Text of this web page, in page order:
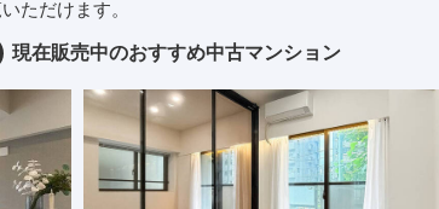
ただけます。
現在販売中のおすすめ中古マンション